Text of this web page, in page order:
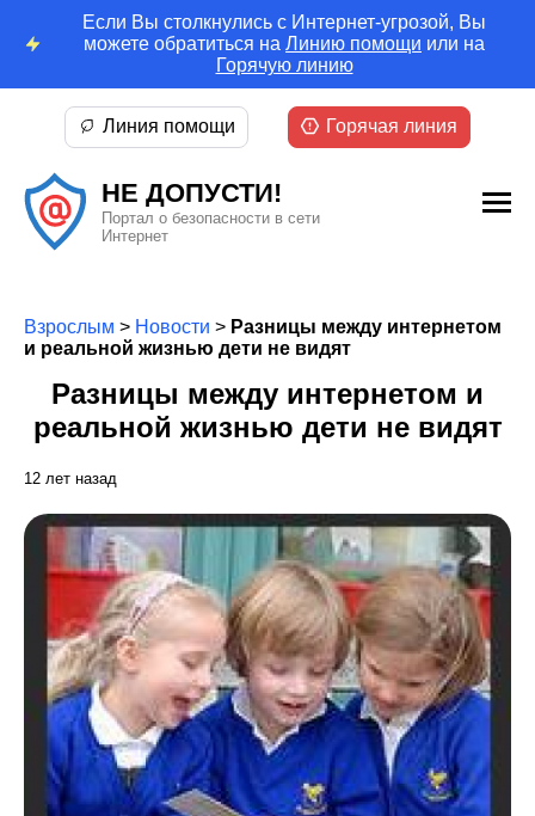
Если Вы столкнулись с Интернет-угрозой, Вы
можете обратиться на Линию помощи или на
Горячую линию
НЕ ДОПУСТИ!
Портал о безопасности в сети
Интернет
Линия помощи Горячая линия
Взрослым > Новости > Разницы между интернетом
и реальной жизнью дети не видят
Разницы между интернетом и
реальной жизнью дети не видят
12 лет назад